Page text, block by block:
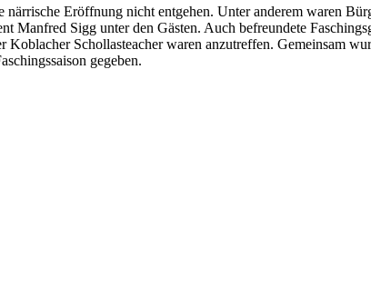
Eröffnung nicht entgehen. Unter anderem waren
Manfred Sigg unter den Gästen. Auch befreundete
Schollasteacher waren anzutreffen. Gemeinsam
gegeben.